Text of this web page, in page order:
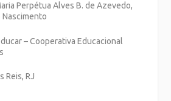
Perpétua Alves B. de Azevedo,
Nascimento
– Cooperativa Educacional
Reis, RJ